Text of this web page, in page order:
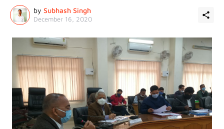
by Subhash Singh
December 16, 2020